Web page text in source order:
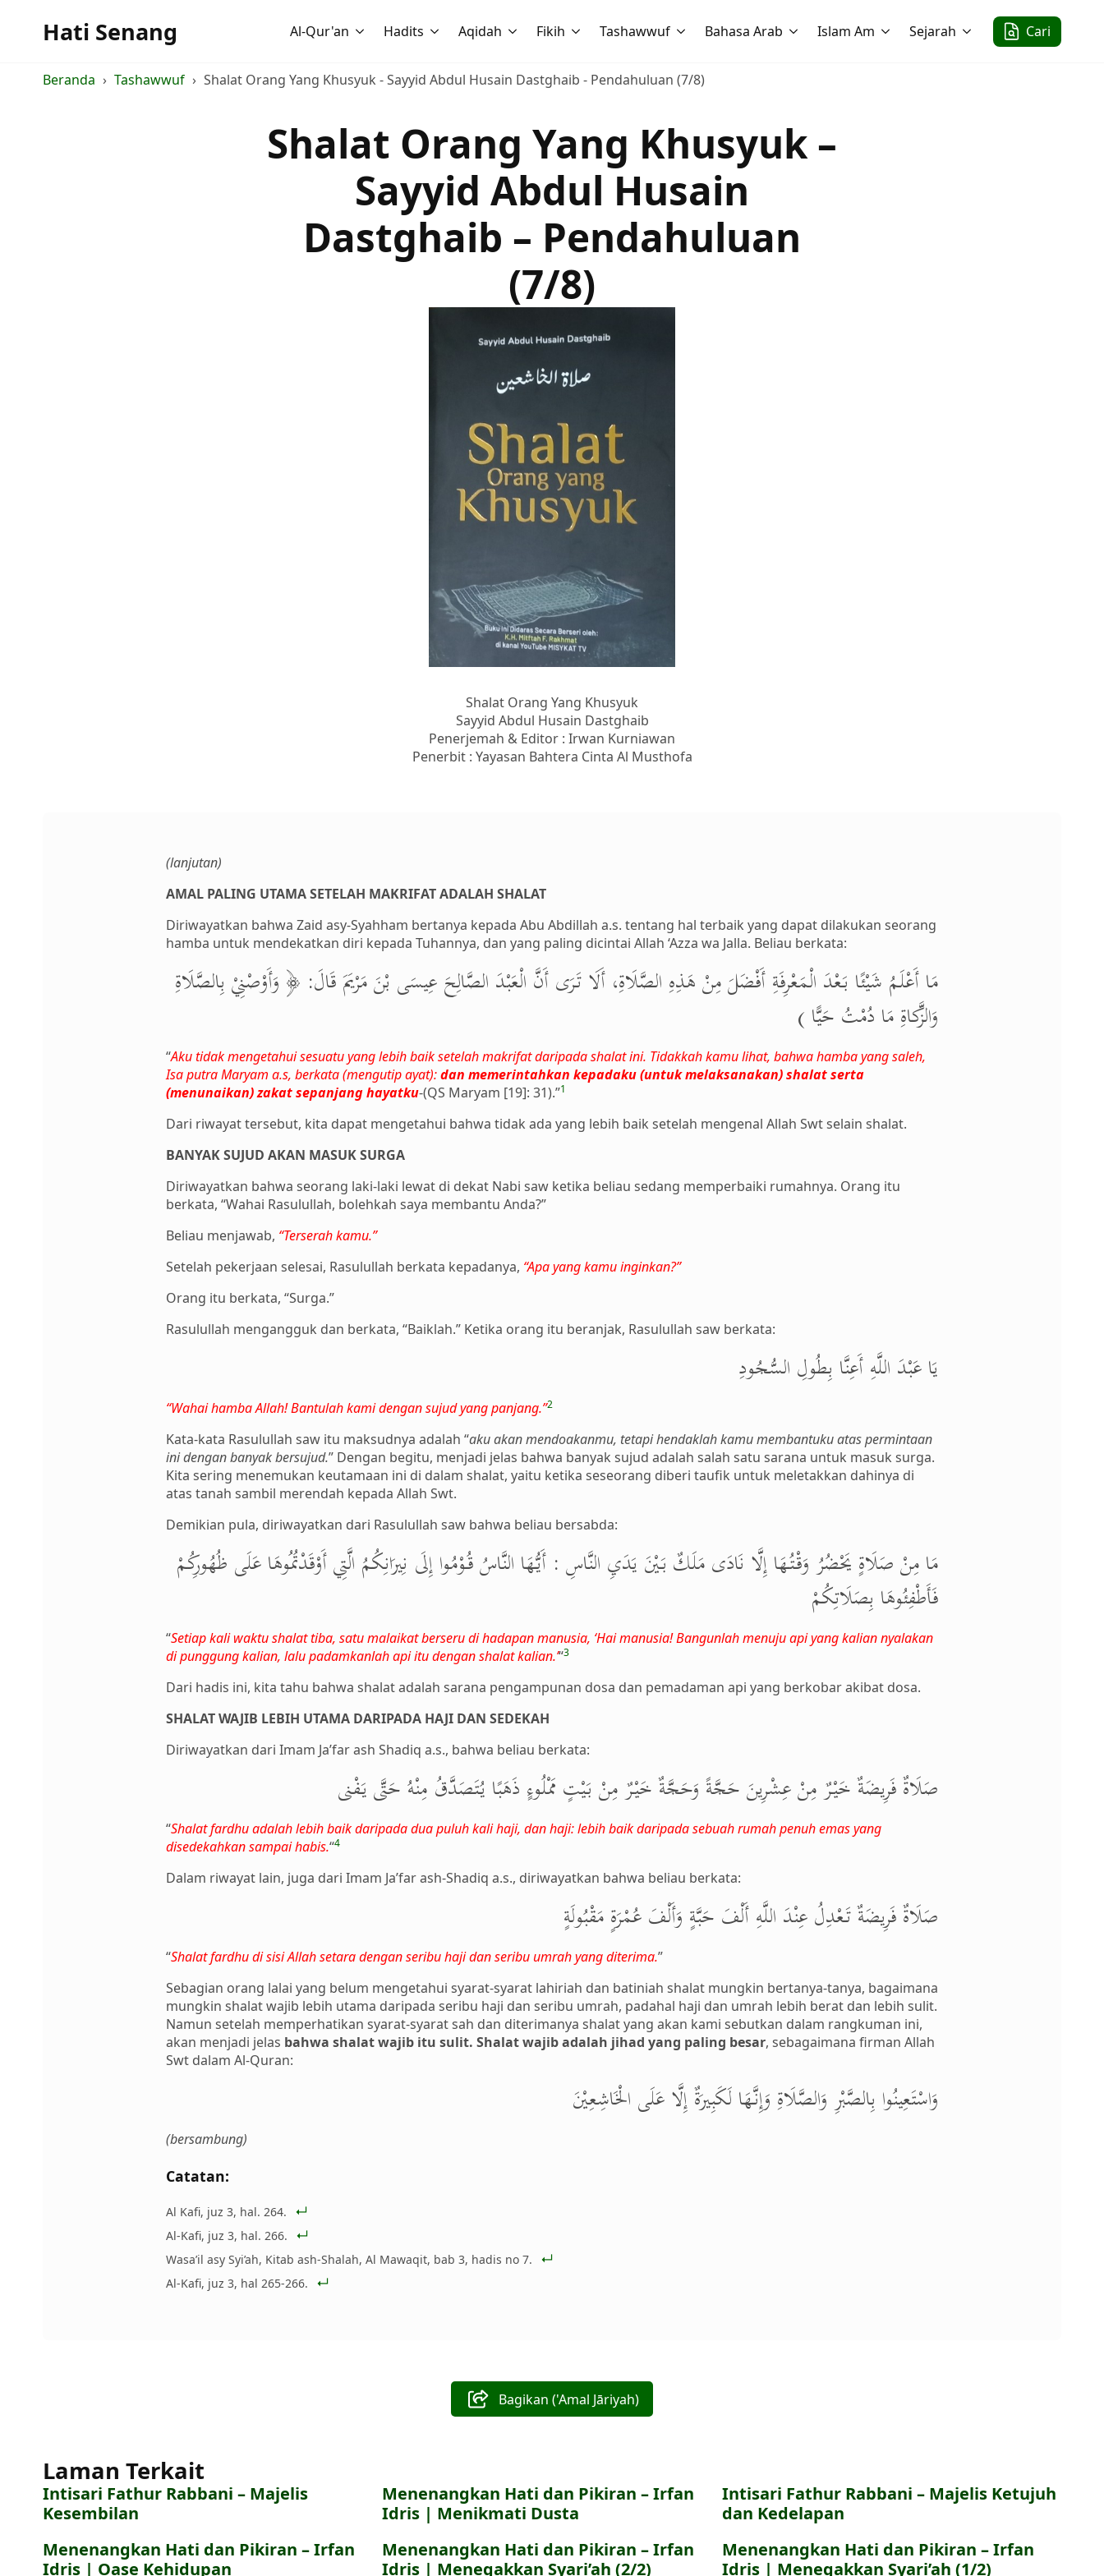
Hati Senang Al-Qur'an Hadits Aqidah Fikih Tashawwuf Bahasa Arab Islam Am Sejarah Cari
Beranda Tashawwuf Shalat Orang Yang Khusyuk - Sayyid Abdul Husain Dastghaib - Pendahuluan (7/8)
Shalat Orang Yang Khusyuk –
Sayyid Abdul Husain
Dastghaib – Pendahuluan
(7/8)
Shalat Orang Yang Khusyuk
Sayyid Abdul Husain Dastghaib
Penerjemah & Editor : Irwan Kurniawan
Penerbit : Yayasan Bahtera Cinta Al Musthofa
(lanjutan)
AMAL PALING UTAMA SETELAH MAKRIFAT ADALAH SHALAT
Diriwayatkan bahwa Zaid asy-Syahham bertanya kepada Abu Abdillah a.s. tentang hal terbaik yang dapat dilakukan seorang
hamba untuk mendekatkan diri kepada Tuhannya, dan yang paling dicintai Allah ‘Azza wa Jalla. Beliau berkata:
مَا أَعْلَمُ شَيْئًا بَعْدَ الْمَعْرِفَةِ أَفْضَلَ مِنْ هَذِهِ الصَّلَاةِ، أَلَا تَرَى أَنَّ الْعَبْدَ الصَّالِحَ عِيسَى بْنَ مَرْيَمَ قَالَ: ﴿ وَأَوْصْنِيْ بِالصَّلَاةِ
وَالزَّكاةِ مَا دُمْتُ حَيًّا )
“Aku tidak mengetahui sesuatu yang lebih baik setelah makrifat daripada shalat ini. Tidakkah kamu lihat, bahwa hamba yang saleh,
Isa putra Maryam a.s, berkata (mengutip ayat):dan memerintahkan kepadaku (untuk melaksanakan) shalat serta
(menunaikan) zakat sepanjang hayatku-(QS Maryam [19]: 31).”1
Dari riwayat tersebut, kita dapat mengetahui bahwa tidak ada yang lebih baik setelah mengenal Allah Swt selain shalat.
BANYAK SUJUD AKAN MASUK SURGA
Diriwayatkan bahwa seorang laki-laki lewat di dekat Nabi saw ketika beliau sedang memperbaiki rumahnya. Orang itu
berkata, “Wahai Rasulullah, bolehkah saya membantu Anda?”
Beliau menjawab, “Terserah kamu.”
Setelah pekerjaan selesai, Rasulullah berkata kepadanya, “Apa yang kamu inginkan?”
Orang itu berkata, “Surga.”
Rasulullah mengangguk dan berkata, “Baiklah.” Ketika orang itu beranjak, Rasulullah saw berkata:
يَا عَبْدَ اللَّهِ أَعِنَّا بِطُولِ السُّجُودِ
“Wahai hamba Allah! Bantulah kami dengan sujud yang panjang.”2
Kata-kata Rasulullah saw itu maksudnya adalah “aku akan mendoakanmu, tetapi hendaklah kamu membantuku atas permintaan
ini dengan banyak bersujud.” Dengan begitu, menjadi jelas bahwa banyak sujud adalah salah satu sarana untuk masuk surga.
Kita sering menemukan keutamaan ini di dalam shalat, yaitu ketika seseorang diberi taufik untuk meletakkan dahinya di
atas tanah sambil merendah kepada Allah Swt.
Demikian pula, diriwayatkan dari Rasulullah saw bahwa beliau bersabda:
مَا مِنْ صَلَاةٍ يَحْضُرُ وَقْتُهَا إِلَّا نَادَى مَلَكٌ بَيْنَ يَدَيِ النَّاسِ : أَيُّهَا النَّاسُ قُوْمُوا إِلَى نِيرَانِكُمُ الَّتِي أَوْقَدْتُمُوهَا عَلَى ظُهُورِكُمْ
فَأَطْفِئُوهَا بِصَلَاتِكُمْ
“Setiap kali waktu shalat tiba, satu malaikat berseru di hadapan manusia, ‘Hai manusia! Bangunlah menuju api yang kalian nyalakan
di punggung kalian, lalu padamkanlah api itu dengan shalat kalian.’“3
Dari hadis ini, kita tahu bahwa shalat adalah sarana pengampunan dosa dan pemadaman api yang berkobar akibat dosa.
SHALAT WAJIB LEBIH UTAMA DARIPADA HAJI DAN SEDEKAH
Diriwayatkan dari Imam Ja’far ash Shadiq a.s., bahwa beliau berkata:
صَلَاةٌ فَرِيضَةٌ خَيْرٌ مِنْ عِشْرِينَ حَجَّةً وَحَجَّةٌ خَيْرٌ مِنْ بَيْتٍ مَمْلُوءٍ ذَهَبًا يُتَصَدَّقُ مِنْهُ حَتَّى يَفْنى
“Shalat fardhu adalah lebih baik daripada dua puluh kali haji, dan haji: lebih baik daripada sebuah rumah penuh emas yang
disedekahkan sampai habis.“4
Dalam riwayat lain, juga dari Imam Ja’far ash-Shadiq a.s., diriwayatkan bahwa beliau berkata:
صَلَاةٌ فَرِيضَةٌ تَعْدِلُ عِنْدَ اللَّهِ أَلْفَ حَبَّةٍ وَأَلْفَ عُمْرَةٍ مَقْبُولَةٍ
“Shalat fardhu di sisi Allah setara dengan seribu haji dan seribu umrah yang diterima.”
Sebagian orang lalai yang belum mengetahui syarat-syarat lahiriah dan batiniah shalat mungkin bertanya-tanya, bagaimana
mungkin shalat wajib lebih utama daripada seribu haji dan seribu umrah, padahal haji dan umrah lebih berat dan lebih sulit.
Namun setelah memperhatikan syarat-syarat sah dan diterimanya shalat yang akan kami sebutkan dalam rangkuman ini,
akan menjadi jelas bahwa shalat wajib itu sulit. Shalat wajib adalah jihad yang paling besar, sebagaimana firman Allah
Swt dalam Al-Quran:
وَاسْتَعِينُوا بِالصَّبْرِ وَالصَّلَاةِ وَإِنَّهَا لَكَبِيرَةٌ إِلَّا عَلَى الْخَاشِعِيْنَ
(bersambung)
Catatan:
Al Kafi, juz 3, hal. 264.
Al-Kafi, juz 3, hal. 266.
Wasa’il asy Syi’ah, Kitab ash-Shalah, Al Mawaqit, bab 3, hadis no 7.
Al-Kafi, juz 3, hal 265-266.
Bagikan ('Amal Jāriyah)
Laman Terkait
Intisari Fathur Rabbani – Majelis
Kesembilan
Menenangkan Hati dan Pikiran – Irfan
Idris | Menikmati Dusta
Intisari Fathur Rabbani – Majelis Ketujuh
dan Kedelapan
Menenangkan Hati dan Pikiran – Irfan
Idris | Oase Kehidupan
Menenangkan Hati dan Pikiran – Irfan
Idris | Menegakkan Syari’ah (2/2)
Menenangkan Hati dan Pikiran – Irfan
Idris | Menegakkan Syari’ah (1/2)